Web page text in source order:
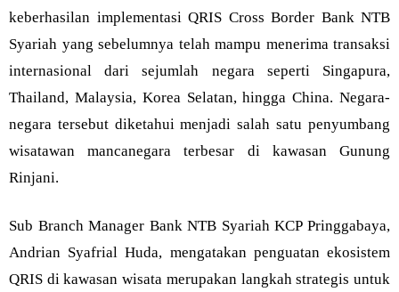
keberhasilan implementasi QRIS Cross Border Bank NTB
Syariah yang sebelumnya telah mampu menerima transaksi
internasional dari sejumlah negara seperti Singapura,
Thailand, Malaysia, Korea Selatan, hingga China. Negara-
negara tersebut diketahui menjadi salah satu penyumbang
wisatawan mancanegara terbesar di kawasan Gunung
Rinjani.
Sub Branch Manager Bank NTB Syariah KCP Pringgabaya,
Andrian Syafrial Huda, mengatakan penguatan ekosistem
QRIS di kawasan wisata merupakan langkah strategis untuk